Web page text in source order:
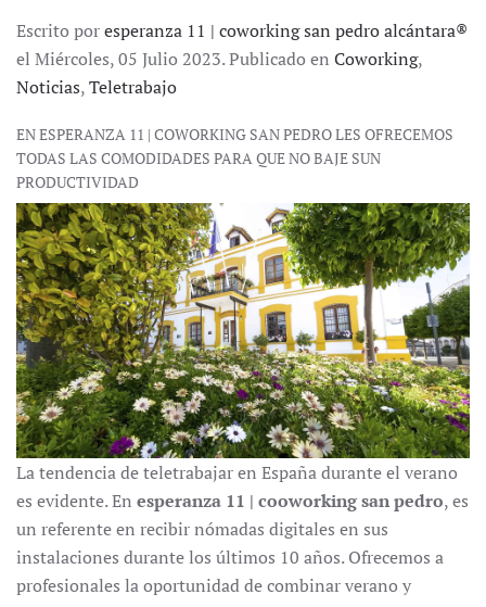
Escrito poresperanza 11 | coworking san pedro alcántara®
el Miércoles, 05 Julio 2023. Publicado en Coworking,
Noticias,Teletrabajo
EN ESPERANZA 11 | COWORKING SAN PEDRO LES OFRECEMOS
TODAS LAS COMODIDADES PARA QUE NO BAJE SUN
PRODUCTIVIDAD
La tendencia de teletrabajar en España durante el verano
es evidente. En esperanza 11 | cooworking san pedro, es
un referente en recibir nómadas digitales en sus
instalaciones durante los últimos 10 años. Ofrecemos a
profesionales la oportunidad de combinar verano y